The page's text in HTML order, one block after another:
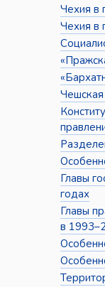
Чехия в
Чехия в
Главы
годах
Главы
в